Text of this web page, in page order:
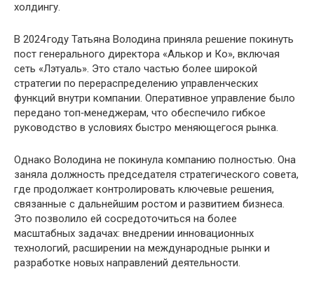
холдингу.
В 2024 году Татьяна Володина приняла решение покинуть
пост генерального директора «Алькор и Ко», включая
сеть «Лэтуаль». Это стало частью более широкой
стратегии по перераспределению управленческих
функций внутри компании. Оперативное управление было
передано топ‑менеджерам, что обеспечило гибкое
руководство в условиях быстро меняющегося рынка.
Однако Володина не покинула компанию полностью. Она
заняла должность председателя стратегического совета,
где продолжает контролировать ключевые решения,
связанные с дальнейшим ростом и развитием бизнеса.
Это позволило ей сосредоточиться на более
масштабных задачах: внедрении инновационных
технологий, расширении на международные рынки и
разработке новых направлений деятельности.